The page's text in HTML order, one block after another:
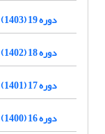
دوره 19 (1403)
دوره 18 (1402)
دوره 17 (1401)
دوره 16 (1400)